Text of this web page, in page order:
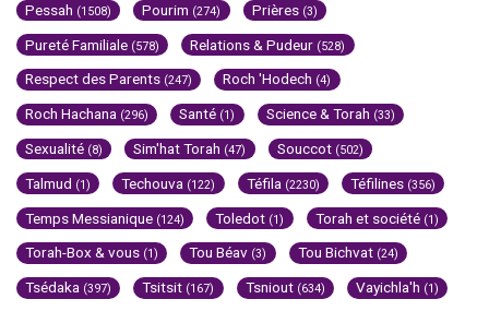
Pessah (1508) Pourim (274) Prières (3)
Pureté Familiale (578) Relations & Pudeur (528)
Respect des Parents (247) Roch 'Hodech (4)
Roch Hachana (296) Santé (1) Science & Torah (33)
Sexualité (8) Sim'hat Torah (47) Souccot (502)
Talmud (1) Techouva (122) Téfila (2230) Téfilines (356)
Temps Messianique (124) Toledot (1) Torah et société (1)
Torah-Box & vous (1) Tou Béav (3) Tou Bichvat (24)
Tsédaka (397) Tsitsit (167) Tsniout (634) Vayichla'h (1)